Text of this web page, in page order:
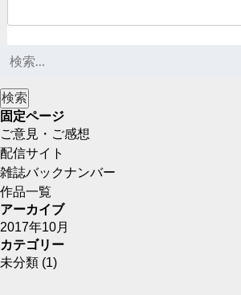
固定ページ
ご意見・ご感想
配信サイト
雑誌バックナンバー
作品一覧
アーカイブ
2017年10月
カテゴリー
未分類 (1)